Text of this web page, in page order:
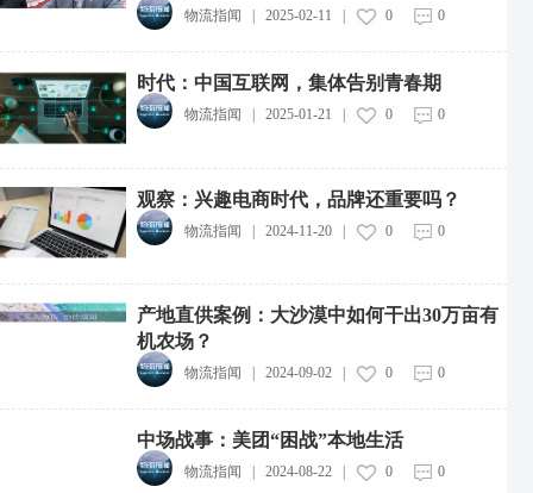
物流指闻 2025-02-11 0 0
时代：中国互联网，集体告别青春期
物流指闻 2025-01-21 0 0
观察：兴趣电商时代，品牌还重要吗？
物流指闻 | 2024-11-20| 0 0
产地直供案例：大沙漠中如何干出30万亩有
机农场？
物流指闻 2024-09-02| 0 0
中场战事：美团“困战”本地生活
物流指闻 2024-08-22| 0 0
抖音电商升级商家体验分规范，新增明日达等加分项
商家拒参与营销遭篡改配送范围，外卖服务商被处五万罚款
多点数智与新石器达成战略合作